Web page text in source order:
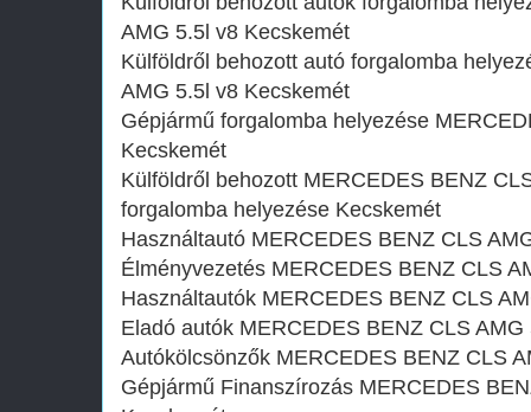
AMG 5.5l v8 Kecskemét
Külföldről behozott autó forgalomba
AMG 5.5l v8 Kecskemét
Gépjármű forgalomba helyezése
Kecskemét
Külföldről behozott MERCEDES BENZ
forgalomba helyezése Kecskemét
Használtautó‎ MERCEDES BENZ CLS
Élményvezetés MERCEDES BENZ CLS
Használtautó‎k MERCEDES BENZ CLS
Eladó autók MERCEDES BENZ CLS
Autókölcsönzők MERCEDES BENZ CLS
Gépjármű Finanszírozás MERCEDES